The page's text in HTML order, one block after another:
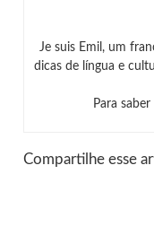
Je suis Emil, um
dicas de língua e
Para
Compartilhe esse